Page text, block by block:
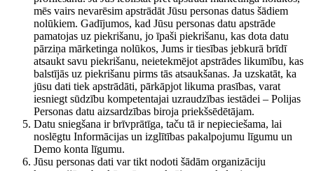
mēs vairs nevarēsim apstrādāt Jūsu personas datus šādiem
nolūkiem. Gadījumos, kad Jūsu personas datu apstrāde
pamatojas uz piekrišanu, jo īpaši piekrišanu, kas dota datu
pārziņa mārketinga nolūkos, Jums ir tiesības jebkurā brīdī
atsaukt savu piekrišanu, neietekmējot apstrādes likumību, kas
balstījās uz piekrišanu pirms tās atsaukšanas. Ja uzskatāt, ka
jūsu dati tiek apstrādāti, pārkāpjot likuma prasības, varat
iesniegt sūdzību kompetentajai uzraudzības iestādei – Polijas
Personas datu aizsardzības biroja priekšsēdētājam.
Datu sniegšana ir brīvprātīga, taču tā ir nepieciešama, lai
noslēgtu Informācijas un izglītības pakalpojumu līgumu un
Demo konta līgumu.
Jūsu personas dati var tikt nodoti šādām organizāciju